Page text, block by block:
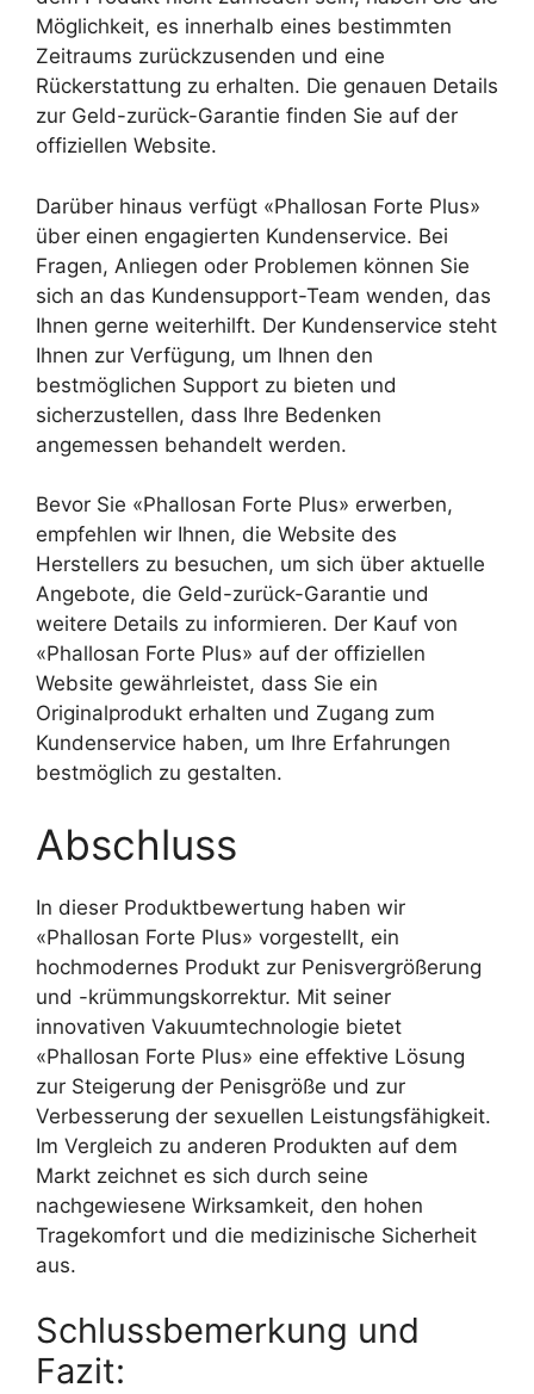
Möglichkeit, es innerhalb eines bestimmten
Zeitraums zurückzusenden und eine
Rückerstattung zu erhalten. Die genauen Details
zur Geld-zurück-Garantie finden Sie auf der
offiziellen Website.
Darüber hinaus verfügt «Phallosan Forte Plus»
über einen engagierten Kundenservice. Bei
Fragen, Anliegen oder Problemen können Sie
sich an das Kundensupport-Team wenden, das
Ihnen gerne weiterhilft. Der Kundenservice steht
Ihnen zur Verfügung, um Ihnen den
bestmöglichen Support zu bieten und
sicherzustellen, dass Ihre Bedenken
angemessen behandelt werden.
Bevor Sie «Phallosan Forte Plus» erwerben,
empfehlen wir Ihnen, die Website des
Herstellers zu besuchen, um sich über aktuelle
Angebote, die Geld-zurück-Garantie und
weitere Details zu informieren. Der Kauf von
«Phallosan Forte Plus» auf der offiziellen
Website gewährleistet, dass Sie ein
Originalprodukt erhalten und Zugang zum
Kundenservice haben, um Ihre Erfahrungen
bestmöglich zu gestalten.
Abschluss
In dieser Produktbewertung haben wir
«Phallosan Forte Plus» vorgestellt, ein
hochmodernes Produkt zur Penisvergrößerung
und -krümmungskorrektur. Mit seiner
innovativen Vakuumtechnologie bietet
«Phallosan Forte Plus» eine effektive Lösung
zur Steigerung der Penisgröße und zur
Verbesserung der sexuellen Leistungsfähigkeit.
Im Vergleich zu anderen Produkten auf dem
Markt zeichnet es sich durch seine
nachgewiesene Wirksamkeit, den hohen
Tragekomfort und die medizinische Sicherheit
aus.
Schlussbemerkung und
Fazit: